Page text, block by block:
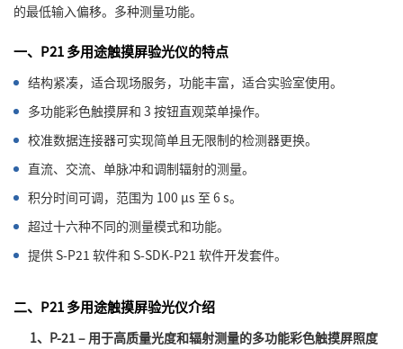
的最低输入偏移。多种测量功能。
一、P21 多用途触摸屏验光仪的特点
结构紧凑，适合现场服务，功能丰富，适合实验室使用。
多功能彩色触摸屏和 3 按钮直观菜单操作。
校准数据连接器可实现简单且无限制的检测器更换。
直流、交流、单脉冲和调制辐射的测量。
积分时间可调，范围为 100 µs 至 6 s。
超过十六种不同的测量模式和功能。
提供 S-P21 软件和 S-SDK-P21 软件开发套件。
二、P21 多用途触摸屏验光仪介绍
1、P-21 – 用于高质量光度和辐射测量的多功能彩色触摸屏照度